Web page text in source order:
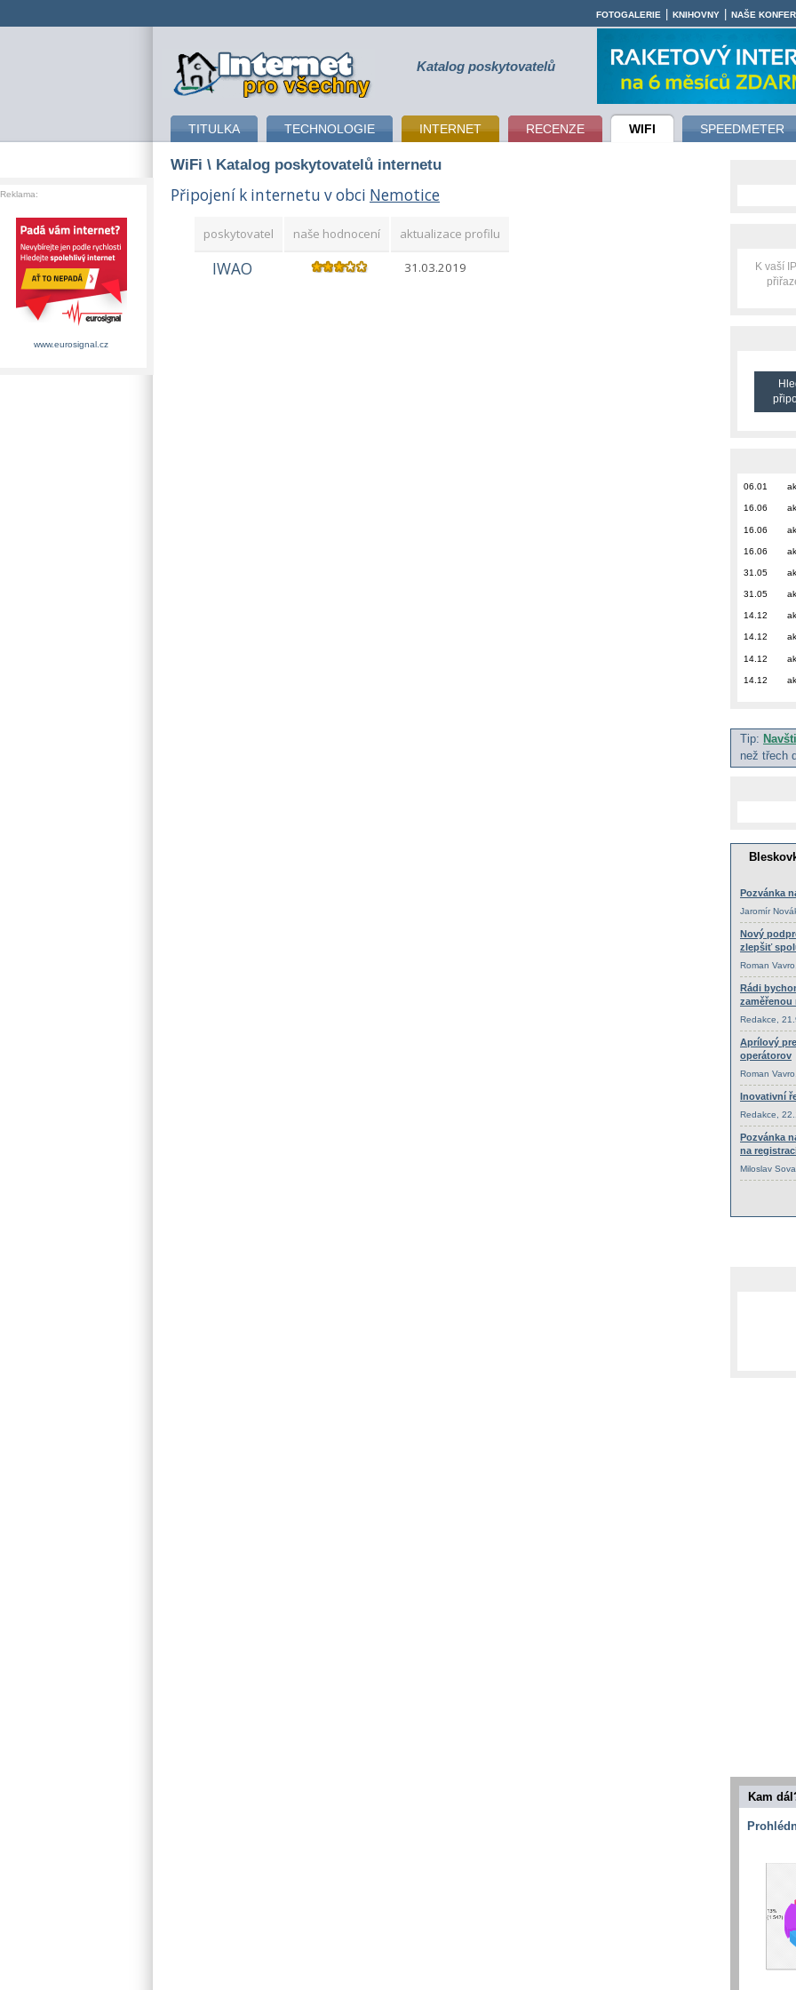
připojení k internetu Katalog poskytovatelů
TITULKA TECHNOLOGIE INTERNET RECENZE WIFI SPEEDMETER
FOTOGALERIE KNIHOVNY NAŠE
WiFi \ Katalog poskytovatelů internetu
Připojení k internetu v obci Nemotice
poskytovatel naše hodnocení aktualizace profilu
IWAO 31.03.2019
K vaší
06.01
16.06
16.06
16.06
31.05
31.05
14.12
14.12
14.12
14.12
Tip:
než třech
Kam
Reklama:
www.eurosignal.cz